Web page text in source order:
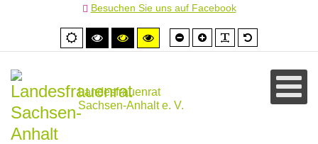
Besuchen Sie uns auf Facebook
Normale
Ansicht
Hoher
Kontrast
Hoher
Kontrast
Hoher
Kontrast
Schrift
kleiner
Schrift
größer
Landesfrauenrat
Sachsen-Anhalt e. V.